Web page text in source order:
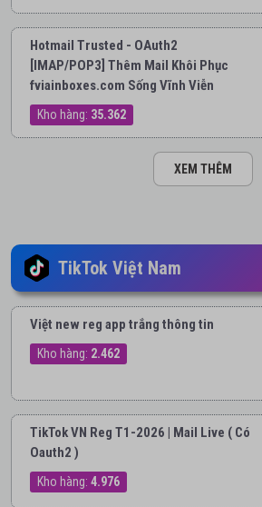
Hotmail Trusted - OAuth2
[IMAP/POP3] Thêm Mail Khôi Phục
fviainboxes.com Sống Vĩnh Viễn
Kho hàng: 35.362
XEM THÊM
TikTok Việt Nam
Việt new reg app trắng thông tin
Kho hàng: 2.462
TikTok VN Reg T1-2026 | Mail Live ( Có
Oauth2 )
Kho hàng: 4.976